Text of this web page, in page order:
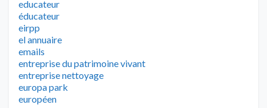
educateur
éducateur
eirpp
el annuaire
emails
entreprise du patrimoine vivant
entreprise nettoyage
europa park
européen